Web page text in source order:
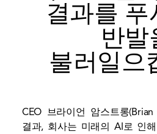
결과를 푸
반발
불러일으
CEO 브라이언 암스트롱
결과, 회사는 미래의 AI로 인